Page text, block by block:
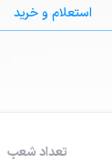
استعلام و خرید
تعداد شعب